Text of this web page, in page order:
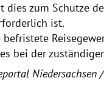
dies zum Schutze
ist.
befristete
bei der
Niedersachsen